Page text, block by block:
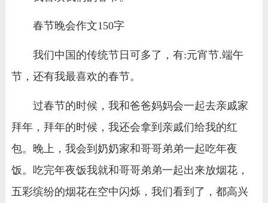
春节晚会作文150字
我们中国的传统节日可多了，有:元宵节.端午
节，还有我最喜欢的春节。
过春节的时候，我和爸爸妈妈会一起去亲戚家
拜年，拜年的时候，我还会拿到亲戚们给我的红
包。晚上，我会到奶奶家和哥哥弟弟一起吃年夜
饭。吃完年夜饭我就和哥哥弟弟一起出来放烟花，
五彩缤纷的烟花在空中闪烁，我们看到了，都高兴